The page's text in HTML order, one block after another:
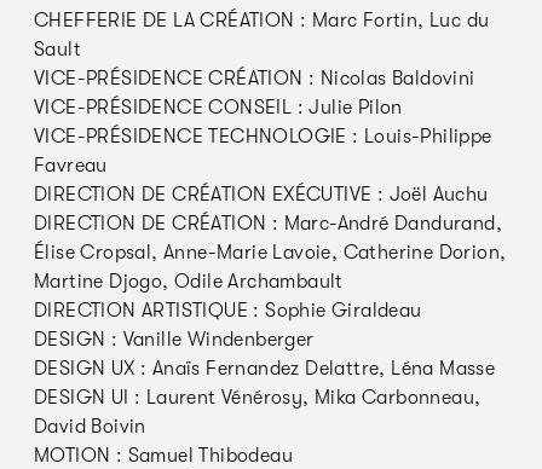
CHEFFERIE DE LA CRÉATION : Marc Fortin, Luc du
Sault
VICE-PRÉSIDENCE CRÉATION : Nicolas Baldovini
VICE-PRÉSIDENCE CONSEIL : Julie Pilon
VICE-PRÉSIDENCE TECHNOLOGIE : Louis-Philippe
Favreau
DIRECTION DE CRÉATION EXÉCUTIVE : Joël Auchu
DIRECTION DE CRÉATION : Marc-André Dandurand,
Élise Cropsal, Anne-Marie Lavoie, Catherine Dorion,
Martine Djogo, Odile Archambault
DIRECTION ARTISTIQUE : Sophie Giraldeau
DESIGN : Vanille Windenberger
DESIGN UX : Anaïs Fernandez Delattre, Léna Masse
DESIGN UI : Laurent Vénérosy, Mika Carbonneau,
David Boivin
MOTION : Samuel Thibodeau